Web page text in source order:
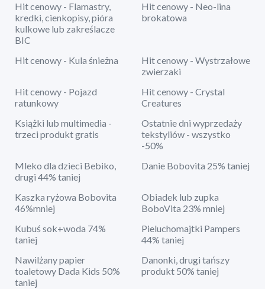
Hit cenowy - Flamastry,
kredki, cienkopisy, pióra
kulkowe lub zakreślacze
BIC
Hit cenowy - Neo-lina
brokatowa
Hit cenowy - Kula śnieżna
Hit cenowy - Wystrzałowe
zwierzaki
Hit cenowy - Pojazd
ratunkowy
Hit cenowy - Crystal
Creatures
Książki lub multimedia -
trzeci produkt gratis
Ostatnie dni wyprzedaży
tekstyliów - wszystko
-50%
Mleko dla dzieci Bebiko,
drugi 44% taniej
Danie Bobovita 25% taniej
Kaszka ryżowa Bobovita
46%mniej
Obiadek lub zupka
BoboVita 23% mniej
Kubuś sok+woda 74%
taniej
Pieluchomajtki Pampers
44% taniej
Nawilżany papier
toaletowy Dada Kids 50%
taniej
Danonki, drugi tańszy
produkt 50% taniej